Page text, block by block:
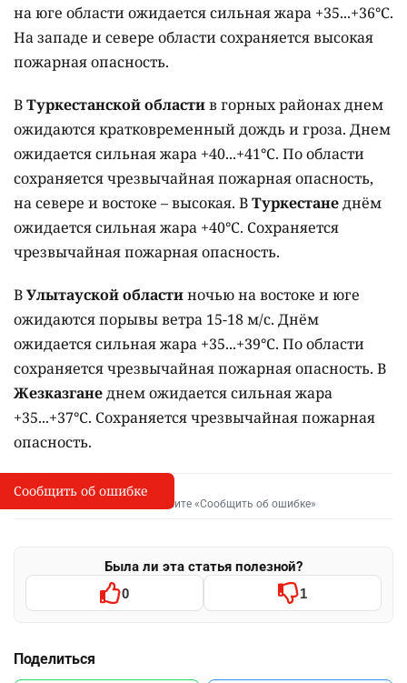
на юге области ожидается сильная жара +35...+36°C.
На западе и севере области сохраняется высокая
пожарная опасность.
ВТуркестанской областив горных районах днем
ожидаются кратковременный дождь и гроза. Днем
ожидается сильная жара +40...+41°C. По области
сохраняется чрезвычайная пожарная опасность,
на севере и востоке – высокая. ВТуркестанеднём
ожидается сильная жара +40°C. Сохраняется
чрезвычайная пожарная опасность.
ВУлытауской областиночью на востоке и юге
ожидаются порывы ветра 15-18 м/с. Днём
ожидается сильная жара +35...+39°C. По области
сохраняется чрезвычайная пожарная опасность. В
Жезказганеднем ожидается сильная жара
+35...+37°C. Сохраняется чрезвычайная пожарная
опасность.
I
Сообщить об опечатке
Выделите фрагмент и нажмите «Сообщить об ошибке»
Была ли эта статья полезной?
0 1
Поделиться
Сообщить об ошибке